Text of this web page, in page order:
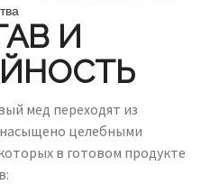
И
мед переходят из
насыщено целебными
в готовом продукте